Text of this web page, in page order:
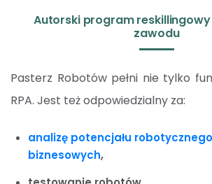
Autorski program
zawodu
Pasterz Robotów pełni nie tylko
RPA. Jest też odpowiedzialny za:
analizę potencjału
biznesowych,